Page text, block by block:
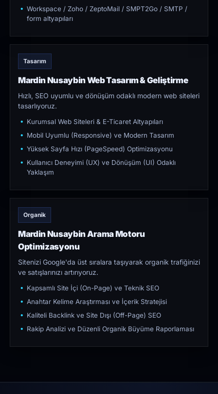
Workspace / Zoho / ZeptoMail / SMPT2Go / SMTP /
form altyapıları
Tasarım
Mardin Nusaybin Web Tasarım & Geliştirme
Hızlı, SEO uyumlu ve dönüşüm odaklı modern web siteleri
tasarlıyoruz.
Kurumsal Web Siteleri & E-Ticaret Altyapıları
Mobil Uyumlu (Responsive) ve Modern Tasarım
Yüksek Sayfa Hızı (PageSpeed) Optimizasyonu
Kullanıcı Deneyimi (UX) ve Dönüşüm (UI) Odaklı
Yaklaşım
Organik
Mardin Nusaybin Arama Motoru
Optimizasyonu
Sitenizi Google'da üst sıralara taşıyarak organik trafiğinizi
ve satışlarınızı artırıyoruz.
Kapsamlı Site İçi (On-Page) ve Teknik SEO
Anahtar Kelime Araştırması ve İçerik Stratejisi
Kaliteli Backlink ve Site Dışı (Off-Page) SEO
Rakip Analizi ve Düzenli Organik Büyüme Raporlaması